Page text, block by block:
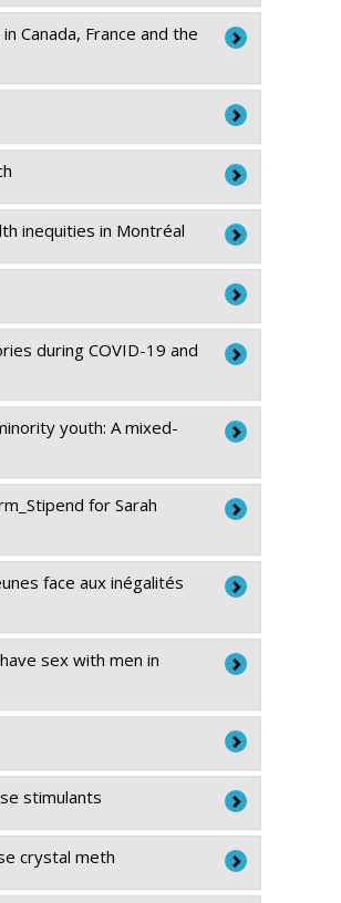
,Rodney Knight,
Alicia Boatswain-Kyte ,Naïma
Canada, France and the
Savard,Michel Perreault,
inequities in Montréal
during COVID-19 and
Julien Coulaud
youth: A mixed-
for Sarah
face aux inégalités
sex with men in
stimulants
crystal meth